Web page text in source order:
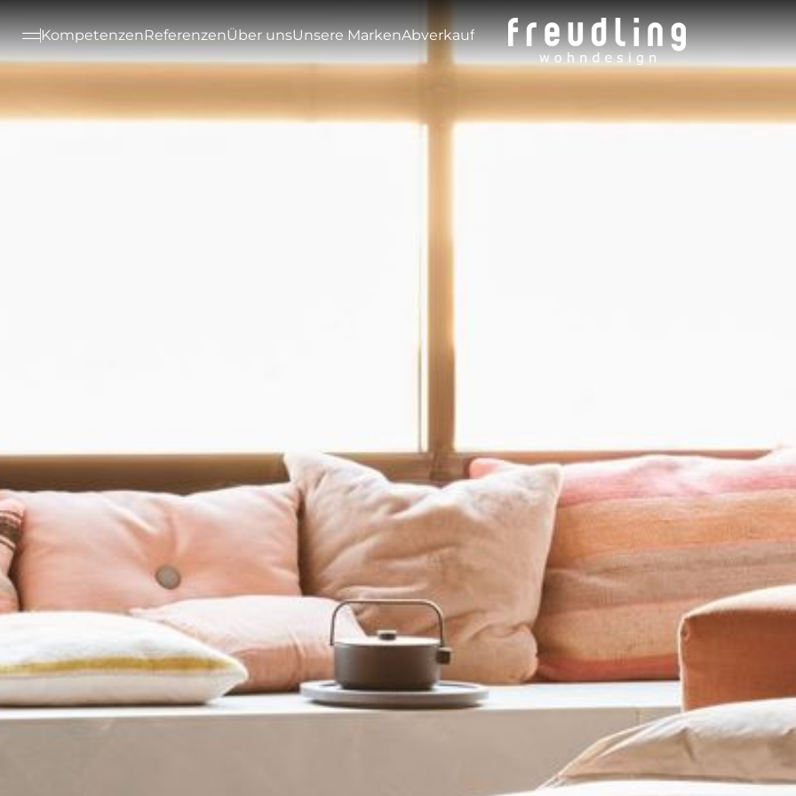
KompetenzenReferenzenÜber unsUnsere MarkenAbverkauf